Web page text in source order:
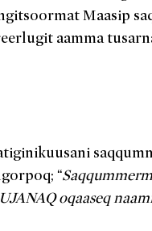
Maasip
aamma
“
oqaaseq